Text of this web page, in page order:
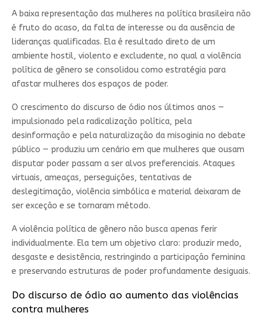
A baixa representação das mulheres na política brasileira não
é fruto do acaso, da falta de interesse ou da ausência de
lideranças qualificadas. Ela é resultado direto de um
ambiente hostil, violento e excludente, no qual a violência
política de gênero se consolidou como estratégia para
afastar mulheres dos espaços de poder.
O crescimento do discurso de ódio nos últimos anos —
impulsionado pela radicalização política, pela
desinformação e pela naturalização da misoginia no debate
público — produziu um cenário em que mulheres que ousam
disputar poder passam a ser alvos preferenciais. Ataques
virtuais, ameaças, perseguições, tentativas de
deslegitimação, violência simbólica e material deixaram de
ser exceção e se tornaram método.
A violência política de gênero não busca apenas ferir
individualmente. Ela tem um objetivo claro: produzir medo,
desgaste e desistência, restringindo a participação feminina
e preservando estruturas de poder profundamente desiguais.
Do discurso de ódio ao aumento das violências
contra mulheres